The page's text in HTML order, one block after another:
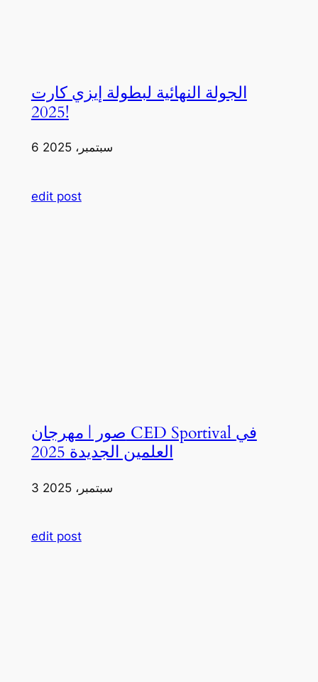
الجولة النهائية لبطولة إيزي كارت
2025!
6 سبتمبر، 2025
edit post
صور | مهرجان CED Sportival في
العلمين الجديدة 2025
3 سبتمبر، 2025
edit post